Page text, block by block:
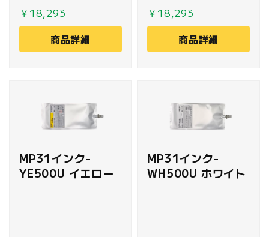
￥18,293
商品詳細
￥18,293
商品詳細
MP31インク-
YE500U イエロー
MP31インク-
WH500U ホワイト